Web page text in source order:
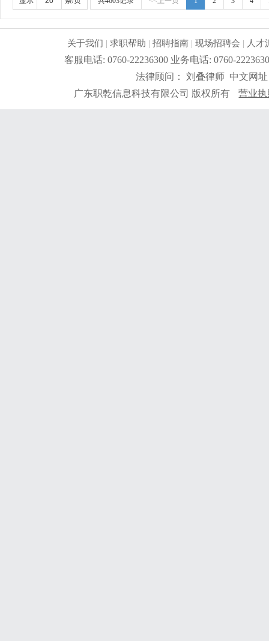
关于我们 |求职帮助 |招聘指南 |现场招聘会 | 人才
客服电话: 0760-22236300 业务电话: 0760-
法律顾问： 刘叠律师 中文网
广东职乾信息科技有限公司 版权所有
营业